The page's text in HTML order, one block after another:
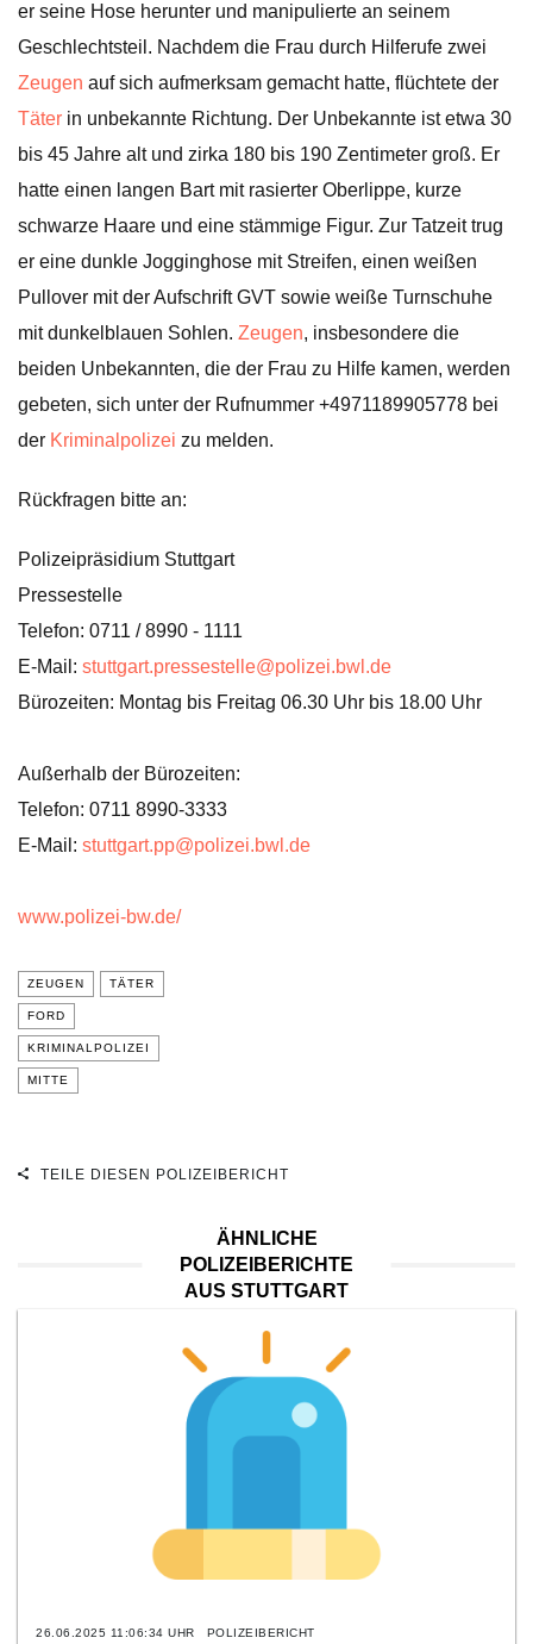
er seine Hose herunter und manipulierte an seinem
Geschlechtsteil. Nachdem die Frau durch Hilferufe zwei
Zeugen auf sich aufmerksam gemacht hatte, flüchtete der
Täter in unbekannte Richtung. Der Unbekannte ist etwa 30
bis 45 Jahre alt und zirka 180 bis 190 Zentimeter groß. Er
hatte einen langen Bart mit rasierter Oberlippe, kurze
schwarze Haare und eine stämmige Figur. Zur Tatzeit trug
er eine dunkle Jogginghose mit Streifen, einen weißen
Pullover mit der Aufschrift GVT sowie weiße Turnschuhe
mit dunkelblauen Sohlen. Zeugen, insbesondere die
beiden Unbekannten, die der Frau zu Hilfe kamen, werden
gebeten, sich unter der Rufnummer +4971189905778 bei
der Kriminalpolizei zu melden.
Rückfragen bitte an:
Polizeipräsidium Stuttgart
Pressestelle
Telefon: 0711 / 8990 - 1111
E-Mail: stuttgart.pressestelle@polizei.bwl.de
Bürozeiten: Montag bis Freitag 06.30 Uhr bis 18.00 Uhr
Außerhalb der Bürozeiten:
Telefon: 0711 8990-3333
E-Mail: stuttgart.pp@polizei.bwl.de
www.polizei-bw.de/
ZEUGEN TÄTER
FORD
KRIMINALPOLIZEI
MITTE
TEILE DIESEN POLIZEIBERICHT
ÄHNLICHE
POLIZEIBERICHTE
AUS STUTTGART
26.06.2025 11:06:34 UHR POLIZEIBERICHT